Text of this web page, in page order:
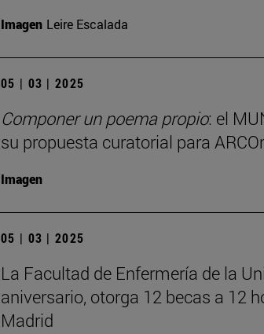
Imagen Leire Escalada
05 | 03 | 2025
Componer un poema propio: el
su propuesta curatorial para
Imagen
05 | 03 | 2025
La Facultad de Enfermería de la
aniversario, otorga 12 becas a 12
Madrid